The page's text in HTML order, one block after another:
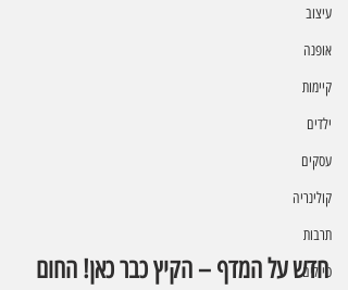
עיצוב
אופנה
קיימות
ילדים
עסקים
קולינריה
תרבות
טיולים
חדש על המדף – הקיץ כבר כאן! החום